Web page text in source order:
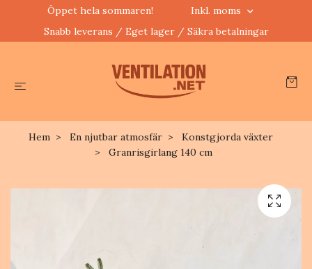
Öppet hela sommaren!
Inkl. moms
Snabb leverans / Eget lager / Säkra betalningar
Hem En njutbar atmosfär
Konstgjorda växter
Granrisgirlang 140 cm